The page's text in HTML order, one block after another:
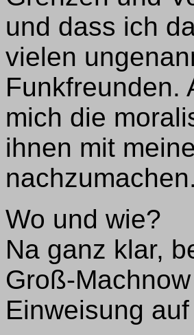
und dass ich
vielen
Funkfreunden.
mich die
ihnen mit
nachzumachen.
Wo und wie?
Na ganz klar,
Groß-
Einweisung